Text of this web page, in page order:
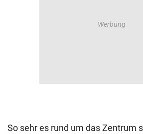
So sehr es rund um das Zentrum